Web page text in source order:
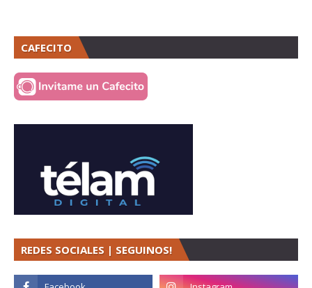
CAFECITO
REDES SOCIALES | SEGUINOS!